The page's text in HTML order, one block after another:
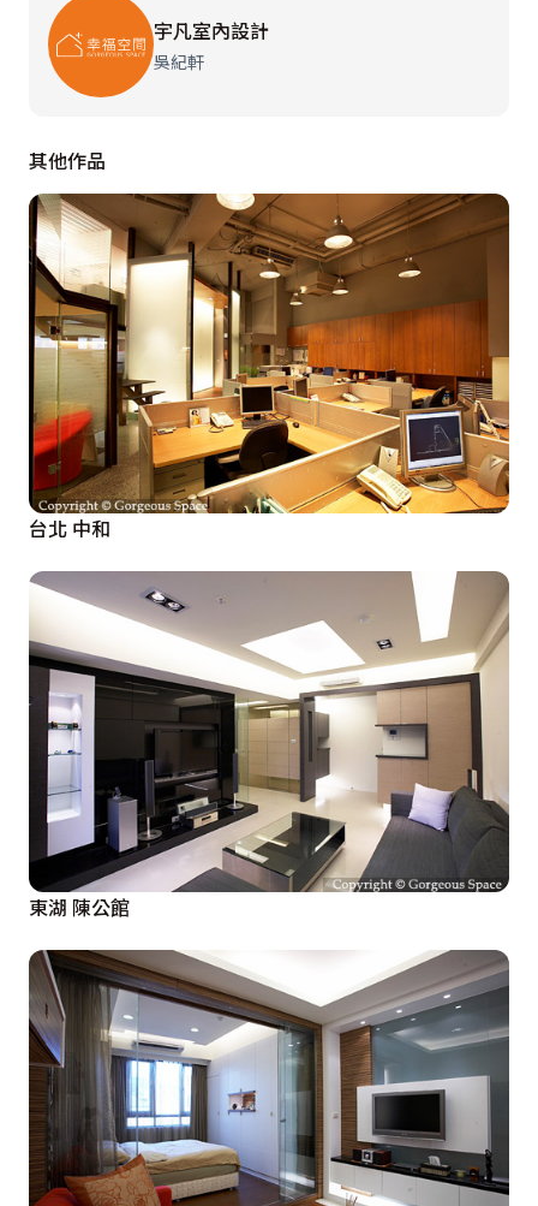
亂。
吧台以黑色烤漆做倒ㄇ字型的安排，搭配間接光源的設
計，一旁設計成為紅酒酒櫃，同時成為餐廳與廚房之間的
大理石作為階梯材質，洞石作牆面設計，成為空間的視覺
焦點及重心所在。舉步登上二個踏階為客用衛浴，以黑色
烤漆作為空間平衡，也具展示的造型效果，鏤空設計旨在
告知使用與否，頗具設計趣味。書房空間藉由白膜玻璃作
為閱讀區域背牆的設計，天花與壁間的光源變化，與清玻
璃搭配噴砂效果的推拉門扉作出呼應，此區域也兼具視聽
機能。端景區域的設立，以洞石作背景材質，後方為洗手
檯面的設計，左右兩側成為洗手台區域收納使用。主臥主
牆面與天花連成一氣的弧形造形設計，不僅讓空間保持完
整度，也同時遮掩掉空調的管路。
雙胞胎的臥房，一間以咖啡色系的木作鋪陳溫馨的臥眠氛
床板延伸設計的床頭櫃強調出其間一派的樸實雍雅；另一
間以藍色調作為空間的彩度變化，大量的白色作背景，適
時的放大空間，同時以弧形的線條收邊，藉由通透材質搭
配鋁製框架為主的推拉門扉，界定與書房及更衣間的關
係。和室兼具客房、書房、及小孩遊戲區域，搭配流明天
花的設計，木作地板及層架的安排，將視廳區域的悠閒規
劃完整。露台以南方松搭配卵石，鋪述自然悠閒的語彙，
成就出適意的休憩空間，簡單的造景規劃，成為日後烤肉
聚餐的最佳場合。
宇凡室內設計
吳紀軒
其他作品
台北 中和
東湖 陳公館